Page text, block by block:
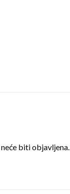
biti objavljena.